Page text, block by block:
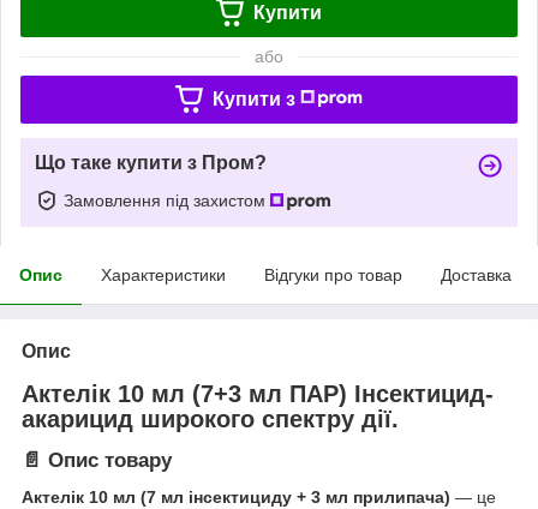
Купити
або
Купити з
Що таке купити з Пром?
Замовлення під захистом
Опис Характеристики Відгуки про товар Доставка
Опис
Актелік 10 мл (7+3 мл ПАР) Інсектицид-
акарицид широкого спектру дії.
📄 Опис товару
Актелік 10 мл (7 мл інсектициду + 3 мл прилипача) — це